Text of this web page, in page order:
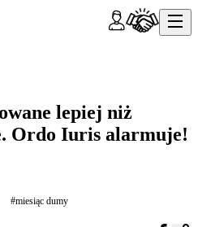
lepiej niż
Ordo Iuris alarmuje!
#miesiąc dumy